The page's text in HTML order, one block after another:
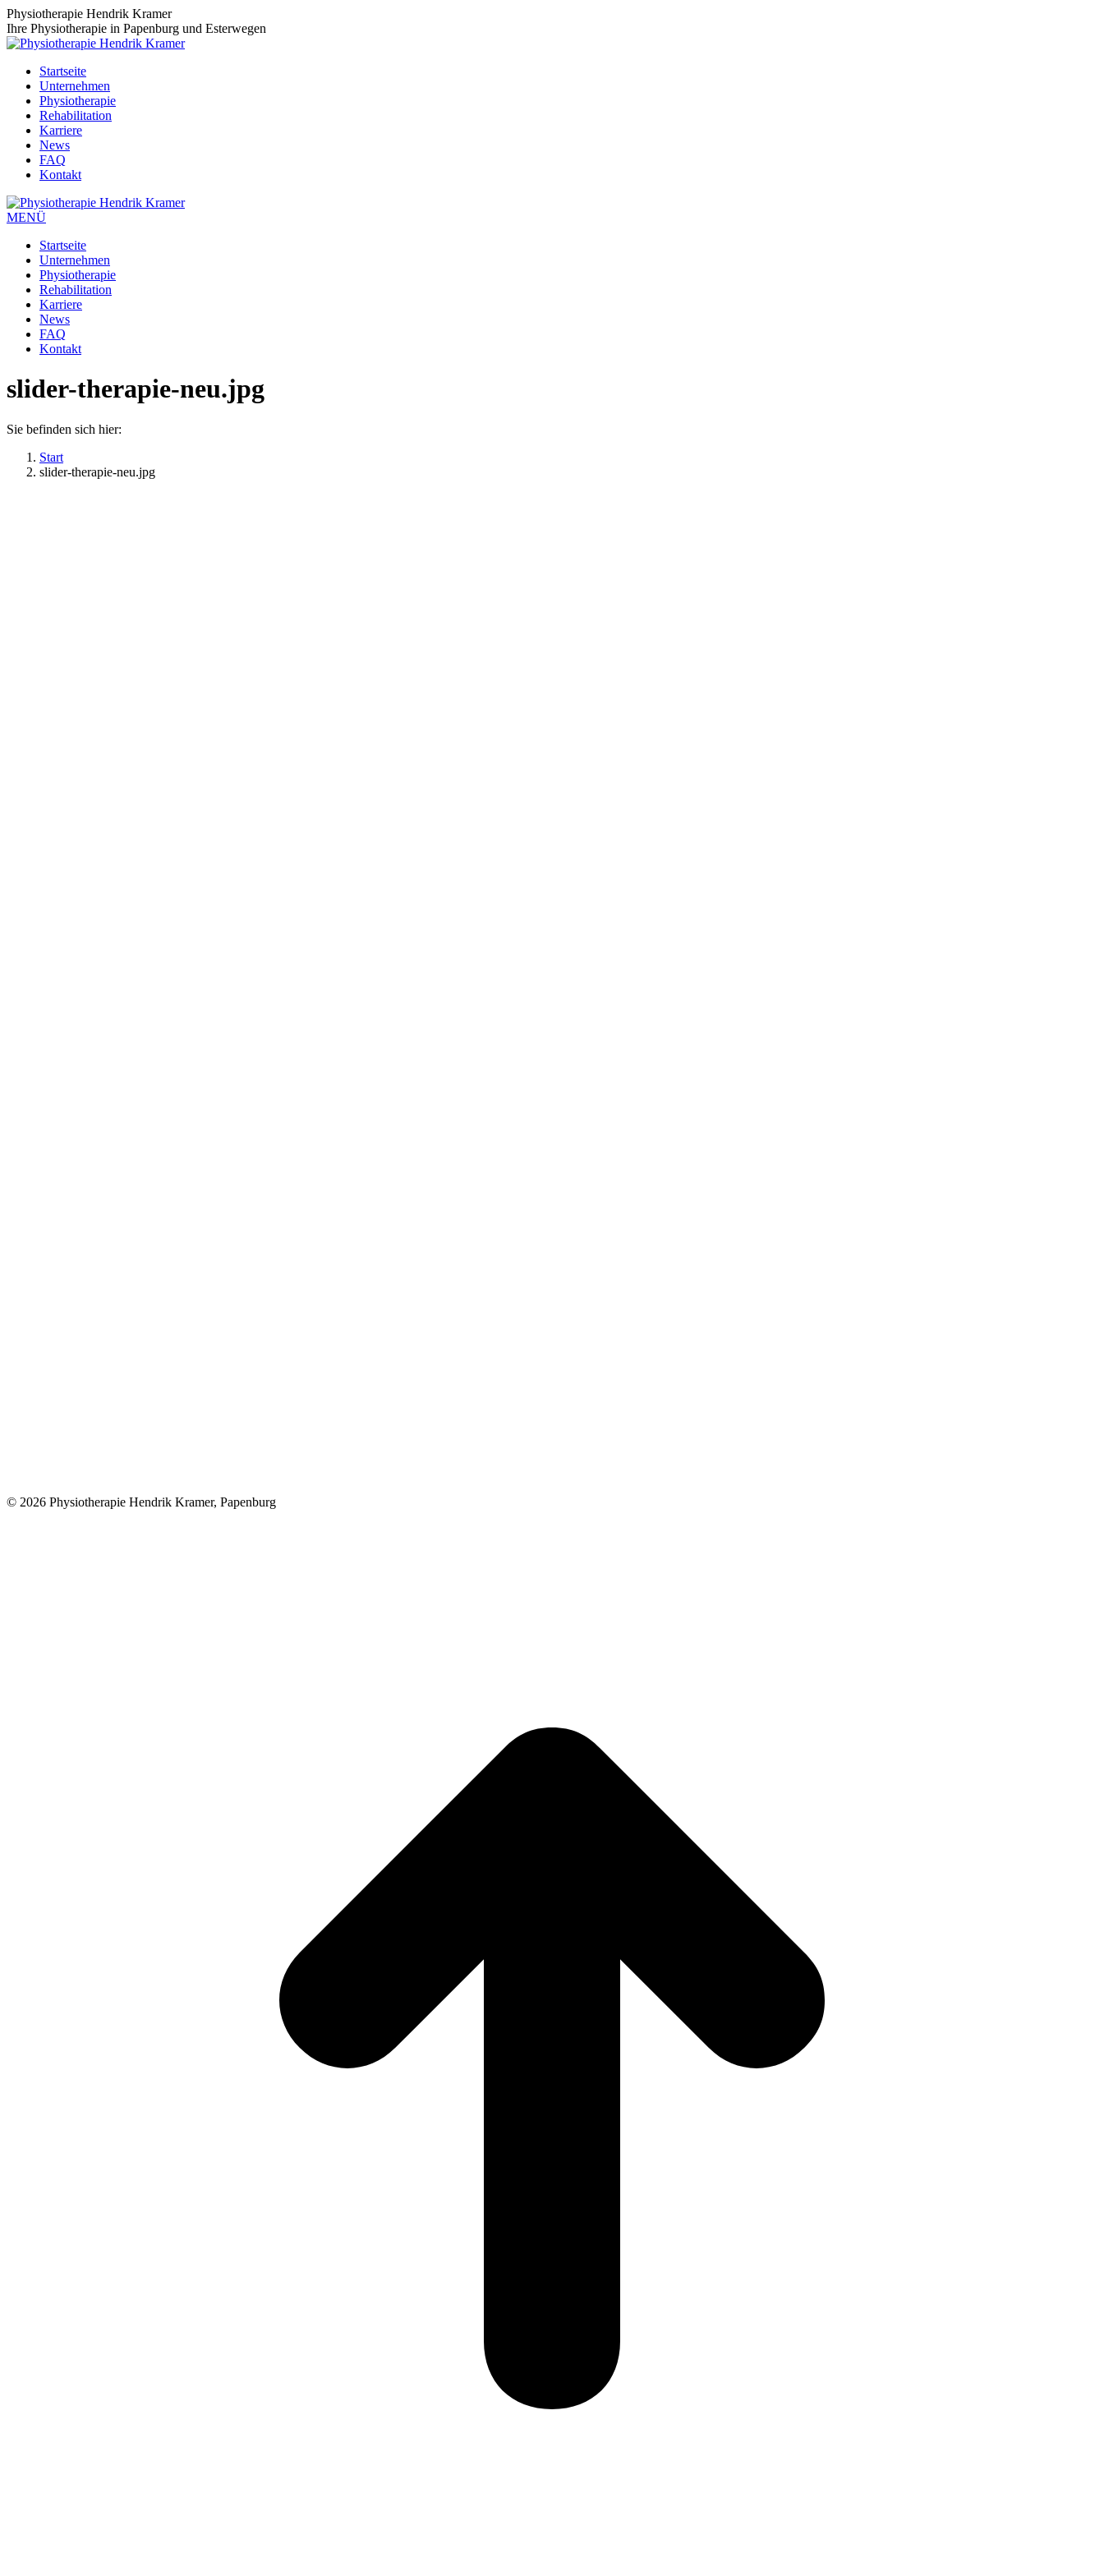
Zum
Inhalt
springen
Physiotherapie Hendrik Kramer
Ihre Physiotherapie in Papenburg und Esterwegen
Startseite
Unternehmen
Physiotherapie
Rehabilitation
Karriere
News
FAQ
Kontakt
MENÜ
Startseite
Unternehmen
Physiotherapie
Rehabilitation
Karriere
News
FAQ
Kontakt
slider-therapie-neu.jpg
Sie befinden sich hier:
Start
slider-therapie-neu.jpg
© 2026 Physiotherapie Hendrik Kramer, Papenburg